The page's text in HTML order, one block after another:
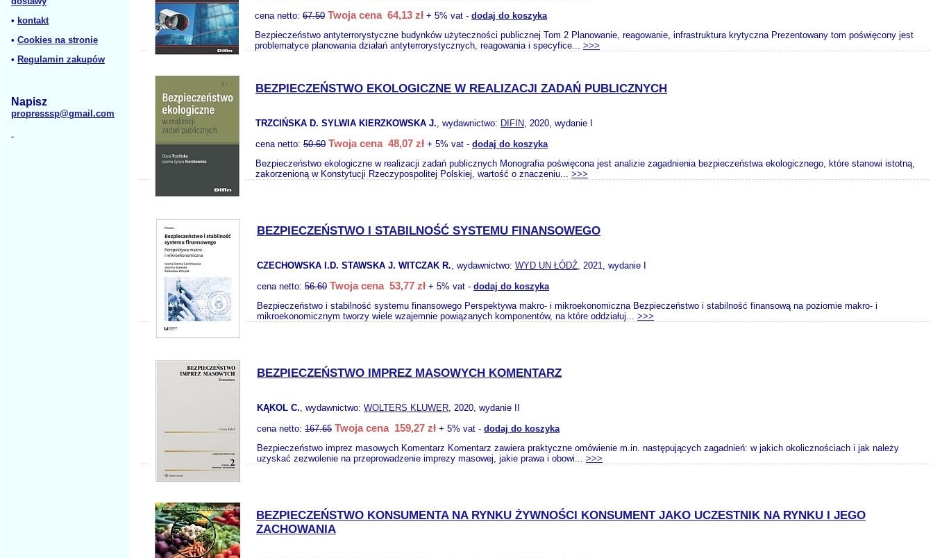
• kontakt
• Cookies na stronie
• Regulamin zakupów
Napisz
propresssp@gmail.com
cena netto: 67.50 Twoja cena 64,13 zł + 5% vat - dodaj do koszyka
Bezpieczeństwo antyterrorystyczne budynków użyteczności publicznej Tom 2 Planowanie, reagowanie, infrastruktura krytyczna Prezentowany tom poświęcony jest
problematyce planowania działań antyterrorystycznych, reagowania i specyfice... >>>
BEZPIECZEŃSTWO EKOLOGICZNE W REALIZACJI ZADAŃ PUBLICZNYCH
TRZCIŃSKA D. SYLWIA KIERZKOWSKA J., wydawnictwo: DIFIN, 2020, wydanie I
cena netto: 50.60 Twoja cena 48,07 zł + 5% vat - dodaj do koszyka
Bezpieczeństwo ekologiczne w realizacji zadań publicznych Monografia poświęcona jest analizie zagadnienia bezpieczeństwa ekologicznego, które stanowi istotną,
zakorzenioną w Konstytucji Rzeczypospolitej Polskiej, wartość o znaczeniu... >>>
BEZPIECZEŃSTWO I STABILNOŚĆ SYSTEMU FINANSOWEGO
CZECHOWSKA I.D. STAWSKA J. WITCZAK R., wydawnictwo: WYD UN ŁÓDŹ, 2021, wydanie I
cena netto: 56.60 Twoja cena 53,77 zł + 5% vat - dodaj do koszyka
Bezpieczeństwo i stabilność systemu finansowego Perspektywa makro- i mikroekonomiczna Bezpieczeństwo i stabilność finansową na poziomie makro- i
mikroekonomicznym tworzy wiele wzajemnie powiązanych komponentów, na które oddziałuj... >>>
BEZPIECZEŃSTWO IMPREZ MASOWYCH KOMENTARZ
KĄKOL C., wydawnictwo: WOLTERS KLUWER, 2020, wydanie II
cena netto: 167.65 Twoja cena 159,27 zł + 5% vat - dodaj do koszyka
Bezpieczeństwo imprez masowych Komentarz Komentarz zawiera praktyczne omówienie m.in. następujących zagadnień: w jakich okolicznościach i jak należy
uzyskać zezwolenie na przeprowadzenie imprezy masowej, jakie prawa i obowi... >>>
BEZPIECZEŃSTWO KONSUMENTA NA RYNKU ŻYWNOŚCI KONSUMENT JAKO UCZESTNIK NA RYNKU I JEGO
ZACHOWANIA